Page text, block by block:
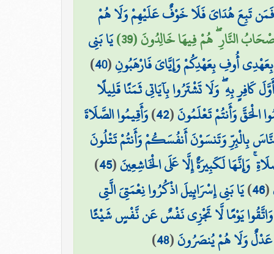
فَمَن تَبِعَ هُدَايَ فَلَا خَوْفٌ عَلَيْهِمْ وَلَا هُمْ
النَّارِ ۖ هُمْ فِيهَا خَالِدُونَ (39)
يَا بَنِي
أُوفِ بِعَهْدِكُمْ وَإِيَّايَ فَارْهَبُونِ(
40
)
بِهِ ۖ وَلَا تَشْتَرُوا بِآيَاتِي ثَمَنًا قَلِيلًا
الْحَقَّ وَأَنتُمْ تَعْلَمُونَ(
42
)وَأَقِيمُوا الصَّلَاةَ
بِالْبِرِّ وَتَنسَوْنَ أَنفُسَكُمْ وَأَنتُمْ تَتْلُونَ
وَإِنَّهَا لَكَبِيرَةٌ إِلَّا عَلَى الْخَاشِعِينَ(
45
)
(
46
)يَا بَنِي إِسْرَائِيلَ اذْكُرُوا نِعْمَتِيَ الَّتِي
وَاتَّقُوا يَوْمًا لَّا تَجْزِي نَفْسٌ عَن نَّفْسٍ شَيْئًا
عَدْلٌ وَلَا هُمْ يُنصَرُونَ(
48
)